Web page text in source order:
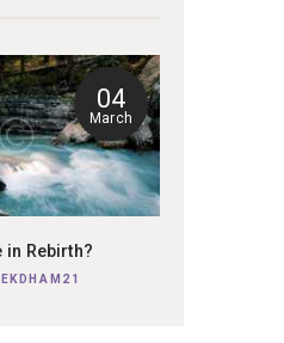
04
March
in Rebirth?